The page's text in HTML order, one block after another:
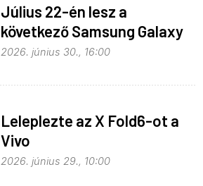
Július 22-én lesz a
következő Samsung Galaxy
Unpacked – ez várható
2026. június 30., 16:00
Leleplezte az X Fold6-ot a
Vivo
2026. június 29., 10:00